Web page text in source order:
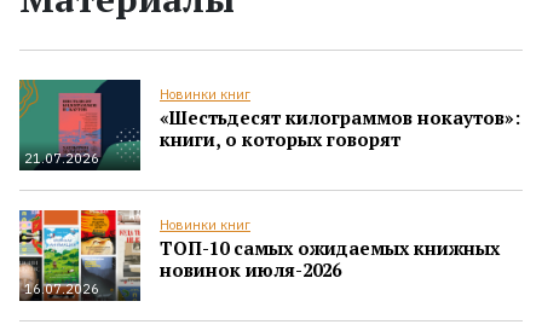
21.07.2026
Новинки книг
«Шестьдесят килограммов нокаутов»:
книги, о которых говорят
16.07.2026
Новинки книг
ТОП-10 самых ожидаемых книжных
новинок июля-2026